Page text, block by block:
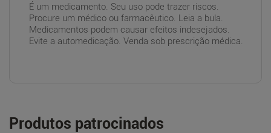
É um medicamento. Seu uso pode trazer riscos.
Procure um médico ou farmacêutico. Leia a bula.
Medicamentos podem causar efeitos indesejados.
Evite a automedicação. Venda sob prescrição médica.
Produtos patrocinados